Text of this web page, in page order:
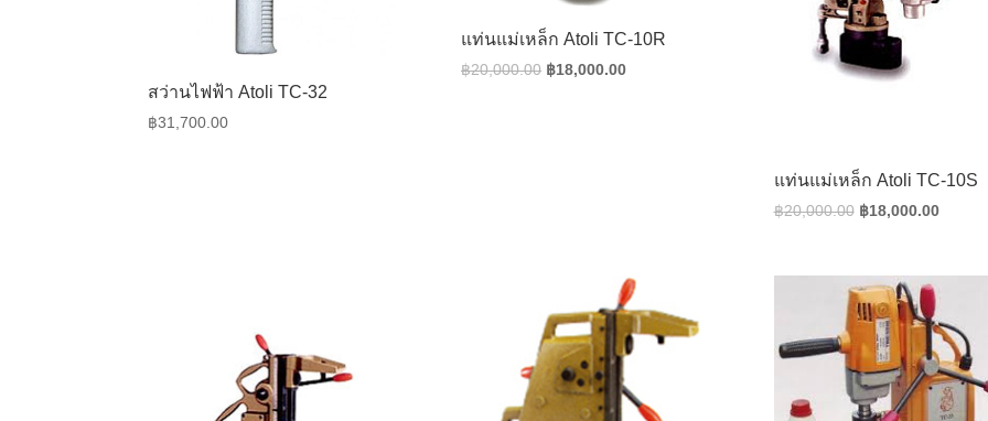
สว่านไฟฟ้า Atoli TC-32
฿31,700.00
แท่นแม่เหล็ก Atoli TC-10R
฿20,000.00 Original
฿18,000.00Current
แท่นแม่เหล็ก Atoli TC-10S
฿20,000.00 Original
฿20,000.00.
฿18,000.00